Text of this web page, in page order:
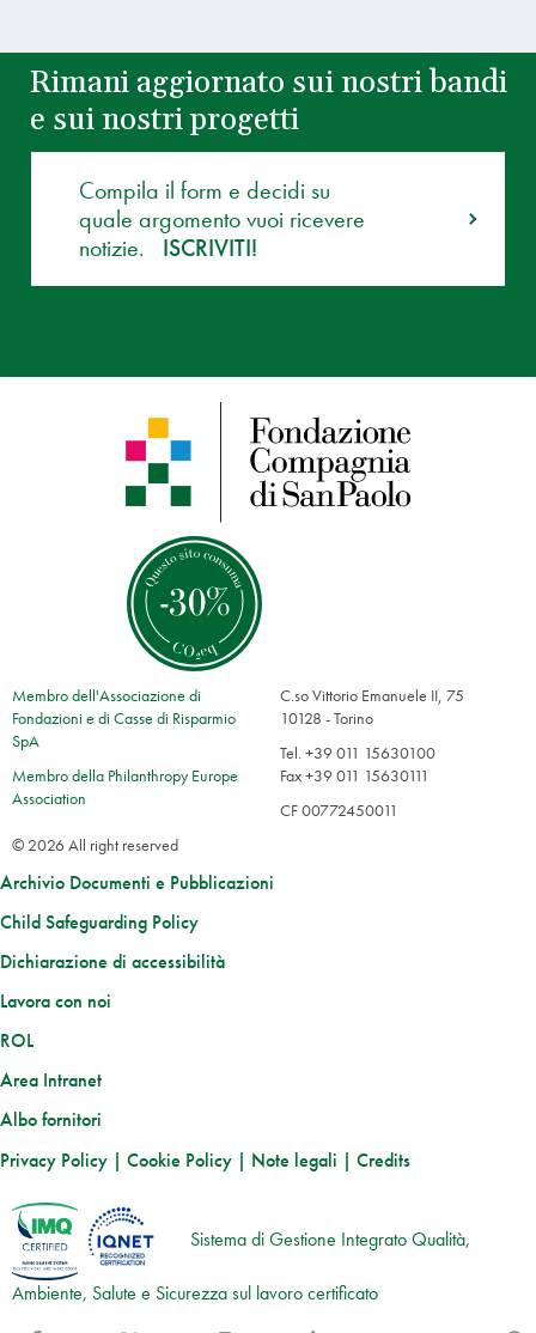
Rimani aggiornato sui nostri bandi
e sui nostri progetti
Compila il form e decidi su
quale argomento vuoi ricevere
notizie.
ISCRIVITI!
Membro dell'Associazione di
Fondazioni e di Casse di Risparmio
SpA
Membro della Philanthropy Europe
Association
C.so Vittorio Emanuele II, 75
10128 - Torino
Tel. +39 011 15630100
Fax +39 011 15630111
CF 00772450011
© 2026 All right reserved
Archivio Documenti e Pubblicazioni
Child Safeguarding Policy
Dichiarazione di accessibilità
Lavora con noi
ROL
Area Intranet
Albo fornitori
Privacy Policy | Cookie Policy | Note legali | Credits
Sistema di Gestione Integrato Qualità,
Ambiente, Salute e Sicurezza sul lavoro certificato